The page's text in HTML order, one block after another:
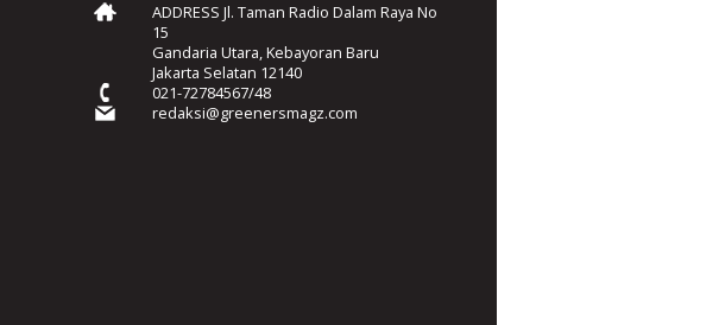
ADDRESS Jl. Taman Radio Dalam Raya No
15
Gandaria Utara, Kebayoran Baru
Jakarta Selatan 12140
021-72784567/48
redaksi@greenersmagz.com